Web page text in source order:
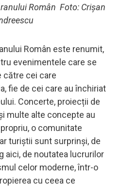
Român Foto: Crișan
Român este renumit,
evenimentele care se
către cei care
fie de cei care au închiriat
Concerte, proiecții de
multe alte concepte au
o comunitate
turiștii sunt surprinși, de
aici, de noutatea lucrurilor
celor moderne, într-o
cu ceea ce